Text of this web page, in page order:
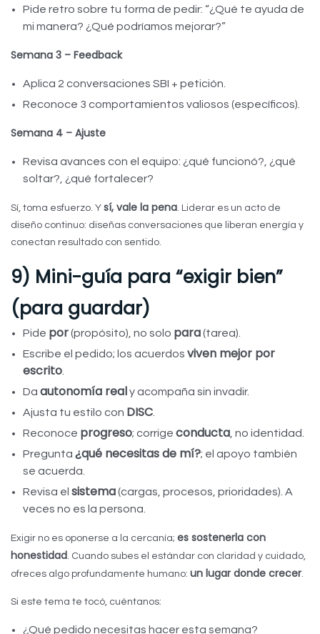
Pide retro sobre tu forma de pedir: “¿Qué te ayuda de
mi manera? ¿Qué podríamos mejorar?”
Semana 3 – Feedback
Aplica 2 conversaciones SBI + petición.
Reconoce 3 comportamientos valiosos (específicos).
Semana 4 – Ajuste
Revisa avances con el equipo: ¿qué funcionó?, ¿qué
soltar?, ¿qué fortalecer?
Sí, toma esfuerzo. Y sí, vale la pena. Liderar es un acto de
diseño continuo: diseñas conversaciones que liberan energía y
conectan resultado con sentido.
9) Mini-guía para “exigir bien”
(para guardar)
Pide por(propósito), no solo para(tarea).
Escribe el pedido; los acuerdos viven mejor por
escrito
Da autonomía realy acompaña sin invadir.
Ajusta tu estilo con DISC
Reconoce progreso; corrige conducta , no identidad.
Pregunta ¿qué necesitas de mí?; el apoyo también
se acuerda.
Revisa el sistema(cargas, procesos, prioridades). A
veces no es la persona.
Exigir no es oponerse a la cercanía; es sostenerla con
honestidad. Cuando subes el estándar con claridad y cuidado,
ofreces algo profundamente humano: un lugar donde crecer.
Si este tema te tocó, cuéntanos:
¿Qué pedido necesitas hacer esta semana?